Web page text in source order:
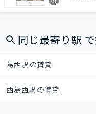
同じ最寄り駅
葛西駅 の賃貸
西葛西駅 の賃貸